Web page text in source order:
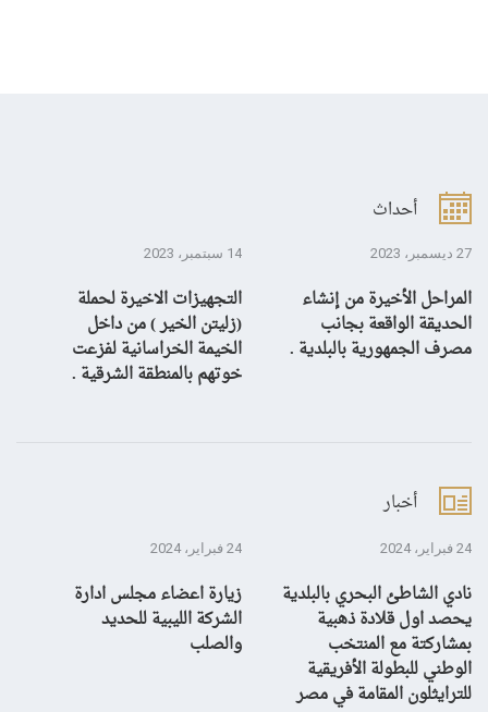
أحداث
27 ديسمبر، 2023
المراحل الأخيرة من إنشاء
الحديقة الواقعة بجانب
مصرف الجمهورية بالبلدية .
14 سبتمبر، 2023
التجهيزات الاخيرة لحملة
(زليتن الخير ) من داخل
الخيمة الخراسانية لفزعت
خوتهم بالمنطقة الشرقية .
أخبار
24 فبراير، 2024
نادي الشاطئ البحري بالبلدية
يحصد اول قلادة ذهبية
بمشاركتة مع المنتخب
الوطني للبطولة الأفريقية
للترايثلون المقامة في مصر
24 فبراير، 2024
زيارة اعضاء مجلس ادارة
الشركة الليبية للحديد
والصلب